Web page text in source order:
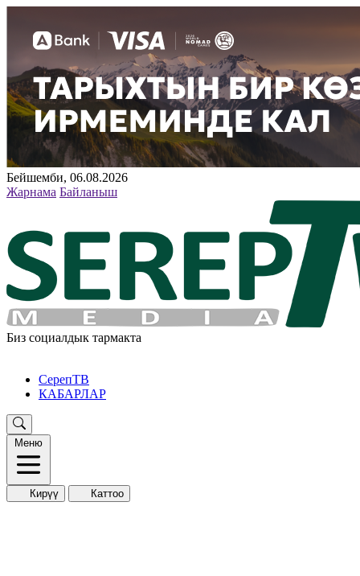
Бейшемби, 06.08.2026
Жарнама Байланыш
Биз социалдык тармакта
СерепТВ
КАБАРЛАР
Меню
Кирүү Каттоо